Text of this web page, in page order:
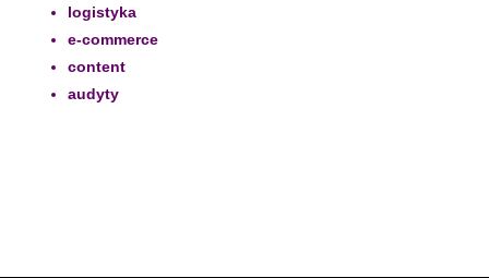
logistyka
e-commerce
content
audyty